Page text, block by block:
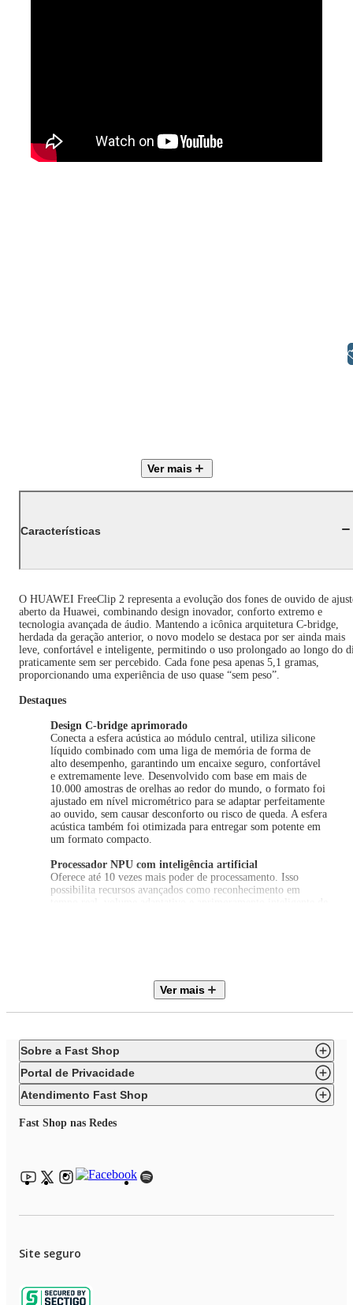
Ver mais
Características
O HUAWEI FreeClip 2 representa a evolução dos fones de ouvido de
aberto da Huawei, combinando design inovador, conforto extremo e
tecnologia avançada de áudio. Mantendo a icônica arquitetura C-bridge,
herdada da geração anterior, o novo modelo se destaca por ser ainda mais
leve, confortável e inteligente, permitindo o uso prolongado ao longo do
praticamente sem ser percebido. Cada fone pesa apenas 5,1 gramas,
proporcionando uma experiência de uso quase “sem peso”.
Destaques
Design C-bridge aprimorado
Conecta a esfera acústica ao módulo central, utiliza silicone
líquido combinado com uma liga de memória de forma de
alto desempenho, garantindo um encaixe seguro, confortável
e extremamente leve. Desenvolvido com base em mais de
10.000 amostras de orelhas ao redor do mundo, o formato foi
ajustado em nível micrométrico para se adaptar perfeitamente
ao ouvido, sem causar desconforto ou risco de queda. A esfera
acústica também foi otimizada para entregar som potente em
um formato compacto.
Processador NPU com inteligência artificial
Oferece até 10 vezes mais poder de processamento. Isso
possibilita recursos avançados como reconhecimento em
tempo real, volume adaptativo e aprimoramento inteligente de
Entrega graves até 100% mais potentes em comparação à
geração anterior, além de maior volume e definição sonora. O
música - de vocais delicados a batidas intensas, passando por
Qualidade nas chamadas
Para chamadas, o FreeClip 2 conta com um sistema de três
microfones, aliado a algoritmos avançados de cancelamento
de ruído DNN multicanal. A inteligência artificial atua
filtrando ruídos do ambiente e realçando a voz do usuário,
garantindo chamadas claras mesmo em situações desafiadoras,
como transporte público ou ruas movimentadas. Além disso, o
Fones totalmente intercambiáveis
suportando suor, chuva e respingos do dia a dia.
A bateria também é um destaque: são até 9 horas de uso
Ver mais
Sobre a Fast Shop
Portal de Privacidade
Atendimento Fast Shop
Fast Shop nas Redes
Site seguro